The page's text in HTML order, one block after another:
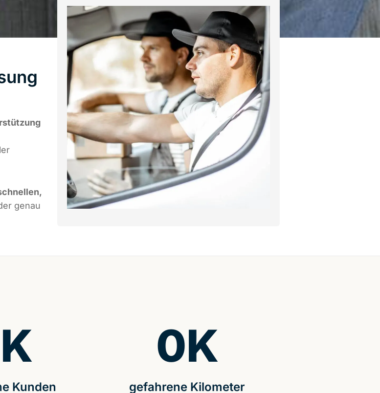
genau
Kunden
K
gefahrene Kilometer
0K